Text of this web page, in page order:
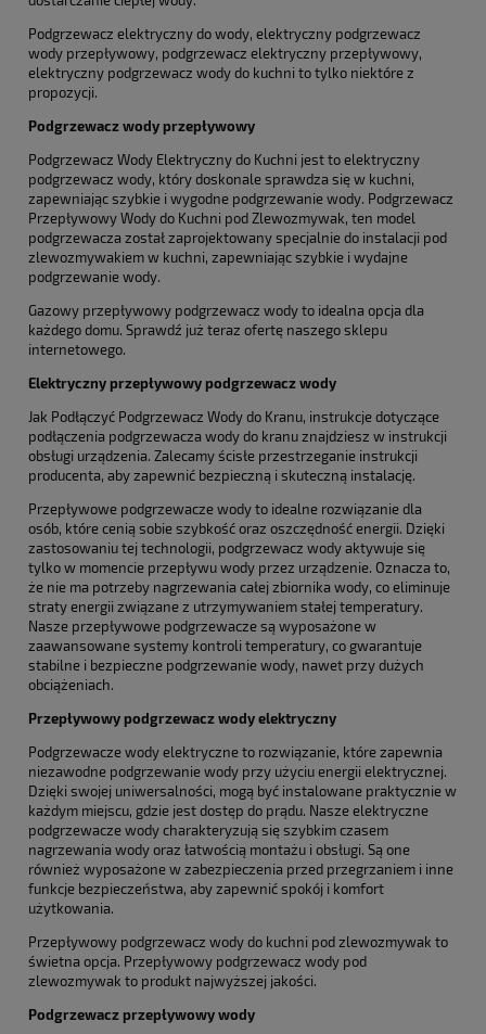
Podgrzewacz elektryczny do wody, elektryczny podgrzewacz
wody przepływowy, podgrzewacz elektryczny przepływowy,
elektryczny podgrzewacz wody do kuchni to tylko niektóre z
propozycji.
Podgrzewacz wody przepływowy
Podgrzewacz Wody Elektryczny do Kuchni jest to elektryczny
podgrzewacz wody, który doskonale sprawdza się w kuchni,
zapewniając szybkie i wygodne podgrzewanie wody. Podgrzewacz
Przepływowy Wody do Kuchni pod Zlewozmywak, ten model
podgrzewacza został zaprojektowany specjalnie do instalacji pod
zlewozmywakiem w kuchni, zapewniając szybkie i wydajne
podgrzewanie wody.
Gazowy przepływowy podgrzewacz wody to idealna opcja dla
każdego domu. Sprawdź już teraz ofertę naszego sklepu
internetowego.
Elektryczny przepływowy podgrzewacz wody
Jak Podłączyć Podgrzewacz Wody do Kranu, instrukcje dotyczące
podłączenia podgrzewacza wody do kranu znajdziesz w instrukcji
obsługi urządzenia. Zalecamy ścisłe przestrzeganie instrukcji
producenta, aby zapewnić bezpieczną i skuteczną instalację.
Przepływowe podgrzewacze wody to idealne rozwiązanie dla
osób, które cenią sobie szybkość oraz oszczędność energii. Dzięki
zastosowaniu tej technologii, podgrzewacz wody aktywuje się
tylko w momencie przepływu wody przez urządzenie. Oznacza to,
że nie ma potrzeby nagrzewania całej zbiornika wody, co eliminuje
straty energii związane z utrzymywaniem stałej temperatury.
Nasze przepływowe podgrzewacze są wyposażone w
zaawansowane systemy kontroli temperatury, co gwarantuje
stabilne i bezpieczne podgrzewanie wody, nawet przy dużych
obciążeniach.
Przepływowy podgrzewacz wody elektryczny
Podgrzewacze wody elektryczne to rozwiązanie, które zapewnia
niezawodne podgrzewanie wody przy użyciu energii elektrycznej.
Dzięki swojej uniwersalności, mogą być instalowane praktycznie w
każdym miejscu, gdzie jest dostęp do prądu. Nasze elektryczne
podgrzewacze wody charakteryzują się szybkim czasem
nagrzewania wody oraz łatwością montażu i obsługi. Są one
również wyposażone w zabezpieczenia przed przegrzaniem i inne
funkcje bezpieczeństwa, aby zapewnić spokój i komfort
użytkowania.
Przepływowy podgrzewacz wody do kuchni pod zlewozmywak to
świetna opcja. Przepływowy podgrzewacz wody pod
zlewozmywak to produkt najwyższej jakości.
Podgrzewacz przepływowy wody